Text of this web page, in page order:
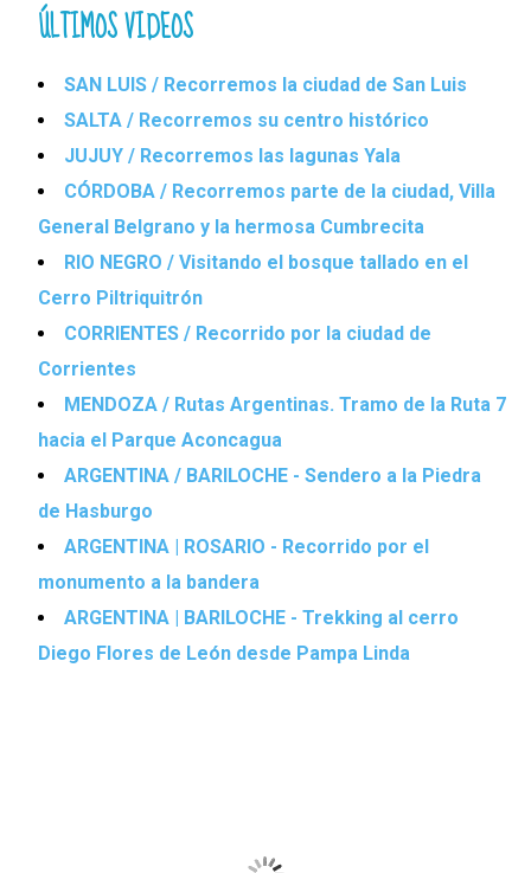
ÚLTIMOS VIDEOS
SAN LUIS / Recorremos la ciudad de San Luis
SALTA / Recorremos su centro histórico
JUJUY / Recorremos las lagunas Yala
CÓRDOBA / Recorremos parte de la ciudad, Villa
General Belgrano y la hermosa Cumbrecita
RIO NEGRO / Visitando el bosque tallado en el
Cerro Piltriquitrón
CORRIENTES / Recorrido por la ciudad de
Corrientes
MENDOZA / Rutas Argentinas. Tramo de la Ruta 7
hacia el Parque Aconcagua
ARGENTINA / BARILOCHE - Sendero a la Piedra
de Hasburgo
ARGENTINA | ROSARIO - Recorrido por el
monumento a la bandera
ARGENTINA | BARILOCHE - Trekking al cerro
Diego Flores de León desde Pampa Linda